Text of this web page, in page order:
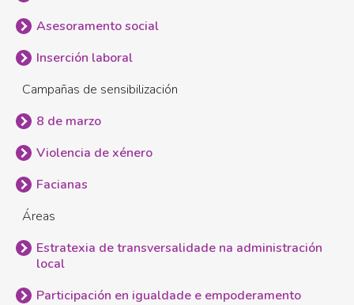
E
RECURSOS
Asesoramento social
Inserción laboral
Campañas de sensibilización
8 de marzo
Violencia de xénero
Facianas
Áreas
Estratexia de transversalidade na administración
local
Participación en igualdade e empoderamento